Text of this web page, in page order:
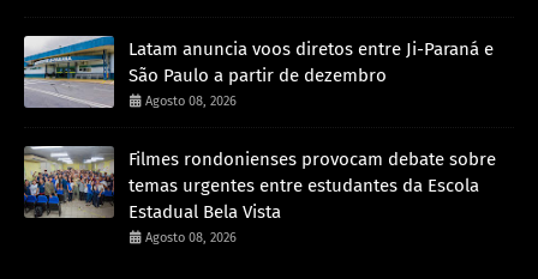
Latam anuncia voos diretos entre Ji-Paraná e
São Paulo a partir de dezembro
Agosto 08, 2026
Filmes rondonienses provocam debate sobre
temas urgentes entre estudantes da Escola
Estadual Bela Vista
Agosto 08, 2026